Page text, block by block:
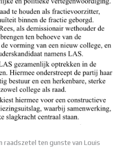
raadszetel ten gunste van Louis